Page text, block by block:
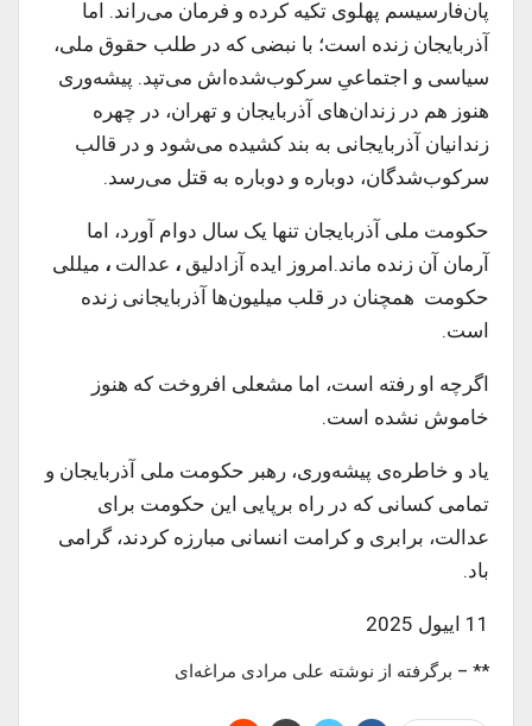
پان‌فارسیسم پهلوی تکیه کرده و فرمان می‌راند. اما
آذربایجان زنده است؛ با نبضی که در طلب حقوق ملی،
سیاسی و اجتماعیِ سرکوب‌شده‌اش می‌تپد. پیشه‌وری
هنوز هم در زندان‌های آذربایجان و تهران، در چهره‌
زندانیان آذربایجانی به بند کشیده می‌شود و در قالب
سرکوب‌شدگان، دوباره و دوباره به قتل می‌رسد.
حکومت ملی آذربایجان تنها یک سال دوام آورد، اما
آرمان آن زنده ماند.امروز ایده آزادلیق،عدالت، میللی
حکومت همچنان در قلب میلیون‌ها آذربایجانی زنده
است.
اگرچه او رفته است، اما مشعلی افروخت که هنوز
خاموش نشده است.
یاد و خاطره‌ی پیشه‌وری، رهبر حکومت ملی آذربایجان و
تمامی کسانی که در راه برپایی این حکومت برای
عدالت، برابری و کرامت انسانی مبارزه کردند، گرامی
باد.
11 اییول 2025
** – برگرفته از نوشته علی مرادی مراغه‌ای